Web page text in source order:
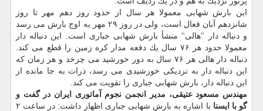
این بارش شهابی معمولا هر سال از حدود روز دهم مهر تا روز
شانزدهم آبان فعال است، ولی در روز ۲۹ مهر به اوج بارش می رسد
و دنباله دار "هالی" منشأ بارش شهابی جباری است. این دنباله دار
معمولا حدود هر ۷۶ سال یك دفعه مدار كره زمین را قطع می كند.
دنباله دار هالی هر ۷۶ سال به دور خورشید می چرخد و هر زمان كه
این دنباله دار به نزدیكی خورشیدی می رسد، ذرات به جا مانده از
این دنباله دار، بارش شهابی جباری را تقویت می كند.
مهندس مسعود عتیقی، مدیر انجمن نجوم آماتوری ایران در گفت و
گو با ایسنا
با اشاره به بارش شهابی جباری اظهار داشت: در ساعت ۲